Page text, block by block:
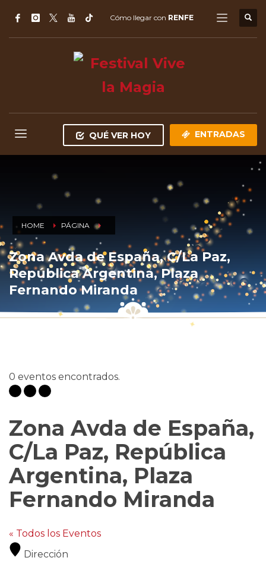
Cómo llegar con RENFE
QUÉ VER HOY ENTRADAS
HOME PÁGINA
Zona Avda de España, C/La Paz,
República Argentina, Plaza
Fernando Miranda
0 eventos encontrados.
Zona Avda de España,
C/La Paz, República
Argentina, Plaza
Fernando Miranda
« Todos los Eventos
Dirección